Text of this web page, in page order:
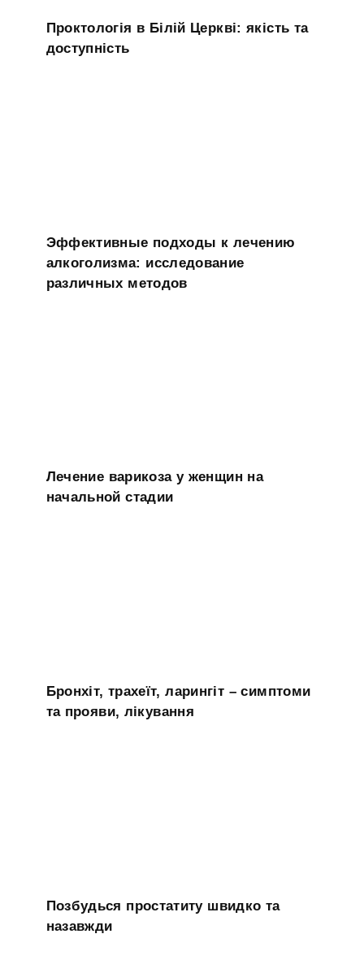
Проктологія в Білій Церкві: якість та
доступність
Эффективные подходы к лечению
алкоголизма: исследование
различных методов
Лечение варикоза у женщин на
начальной стадии
Бронхіт, трахеїт, ларингіт – симптоми
та прояви, лікування
Позбудься простатиту швидко та
назавжди